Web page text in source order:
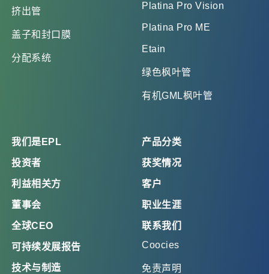
挤出管
盖子和封口膜
分配系统
Platina Pro Vision
Platina Pro ME
Etain
绿色枫叶管
有机GML枫叶管
我们是EPL
投资者
利益相关方
董事会
全球CEO
可持续发展报告
技术与制造
产品分类
获奖情况
客户
职业生涯
联系我们
Coocies
免责声明